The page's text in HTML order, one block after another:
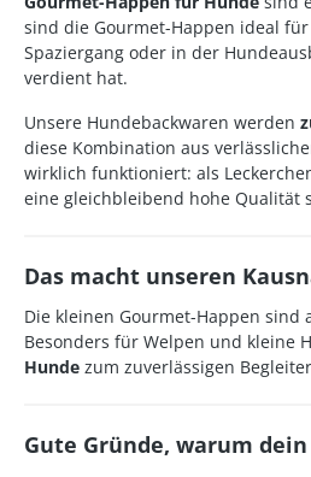
sind die Gourmet-Happen ideal
Spaziergang oder in der
verdient hat.
Unsere Hundebackwaren werden
diese Kombination aus
wirklich funktioniert: als
eine gleichbleibend hohe Qualität
Das macht unseren
Die kleinen Gourmet-Happen
Besonders für Welpen und kleine
Hunde zum zuverlässigen
Gute Gründe, warum